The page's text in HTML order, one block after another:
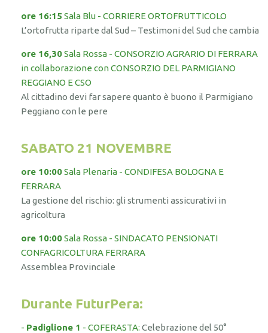
ore 16:15 Sala Blu - CORRIERE ORTOFRUTTICOLO
L’ortofrutta riparte dal Sud – Testimoni del Sud che cambia
ore 16,30Sala Rossa - CONSORZIO AGRARIO DI FERRARA
in collaborazione con CONSORZIO DEL PARMIGIANO
REGGIANO E CSO
Al cittadino devi far sapere quanto è buono il Parmigiano
Peggiano con le pere
SABATO 21 NOVEMBRE
ore 10:00Sala Plenaria - CONDIFESA BOLOGNA E
FERRARA
La gestione del rischio: gli strumenti assicurativi in
agricoltura
ore 10:00Sala Rossa - SINDACATO PENSIONATI
CONFAGRICOLTURA FERRARA
Assemblea Provinciale
Durante FuturPera:
- Padiglione 1 - COFERASTA: Celebrazione del 50°